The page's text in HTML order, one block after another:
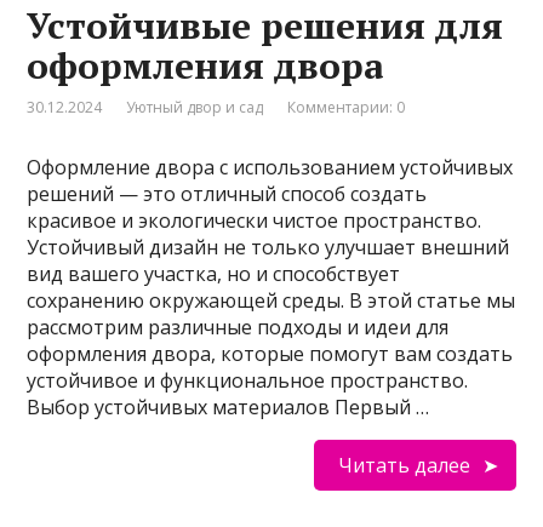
Устойчивые решения для
оформления двора
30.12.2024 Уютный двор и сад Комментарии: 0
Оформление двора с использованием устойчивых
решений — это отличный способ создать
красивое и экологически чистое пространство.
Устойчивый дизайн не только улучшает внешний
вид вашего участка, но и способствует
сохранению окружающей среды. В этой статье мы
рассмотрим различные подходы и идеи для
оформления двора, которые помогут вам создать
устойчивое и функциональное пространство.
Выбор устойчивых материалов Первый …
Читать далее